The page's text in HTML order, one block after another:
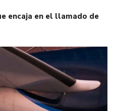
encaja en el llamado de